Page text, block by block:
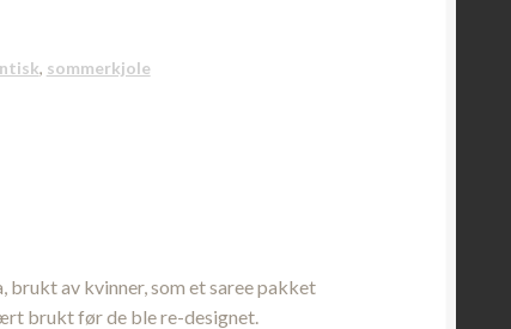
, sommerkjole
brukt av kvinner, som et saree pakket
brukt før de ble re-designet.